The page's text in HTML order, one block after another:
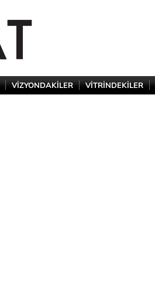
VİZYONDAKİLER VİTRİNDEKİLER